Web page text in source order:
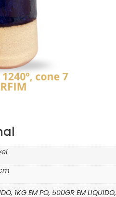
1KG EM PO, 500GR EM LIQUIDO,